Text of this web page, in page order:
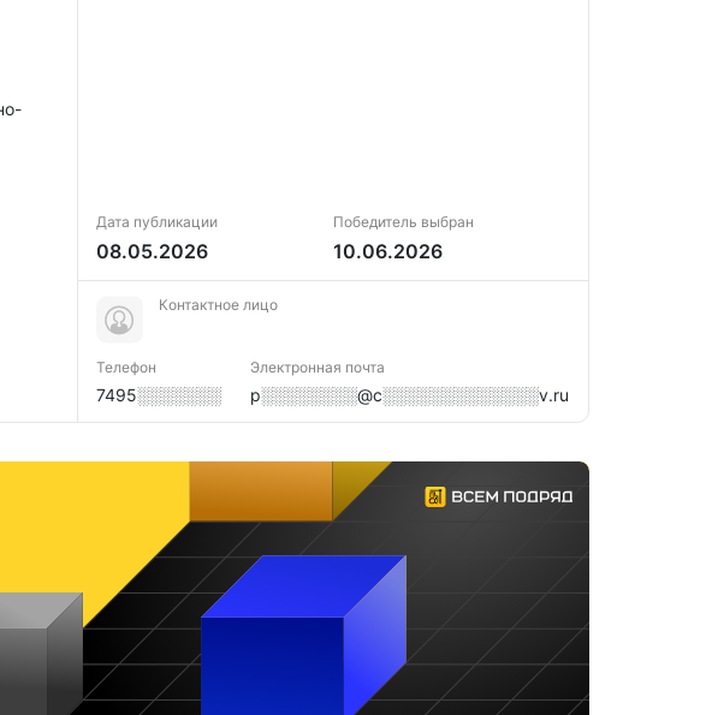
Дата публикации
08.05.2026
Победитель выбран
10.06.2026
Контактное лицо
Телефон
7495░░░░░░░
Электронная почта
p░░░░░░░░@c░░░░░░░░░░░░░v.ru